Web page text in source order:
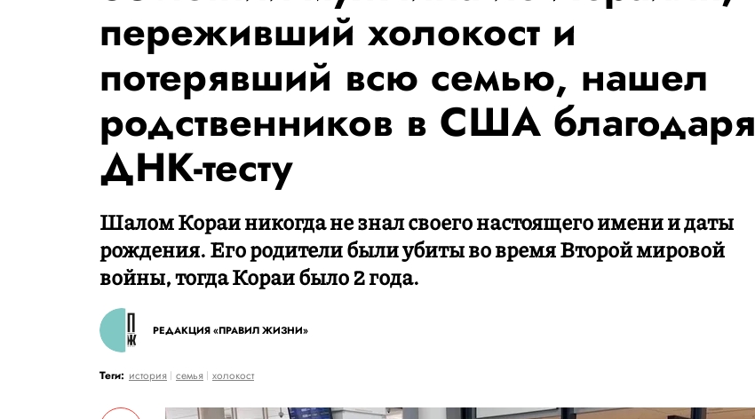
переживший холокост и
потерявший всю семью, нашел
родственников в США благодаря
ДНК-тесту
Шалом Кораи никогда не знал своего настоящего имени и даты
рождения. Его родители были убиты во время Второй мировой
войны, тогда Кораи было 2 года.
РЕДАКЦИЯ «ПРАВИЛ ЖИЗНИ»
Теги: история семья холокост